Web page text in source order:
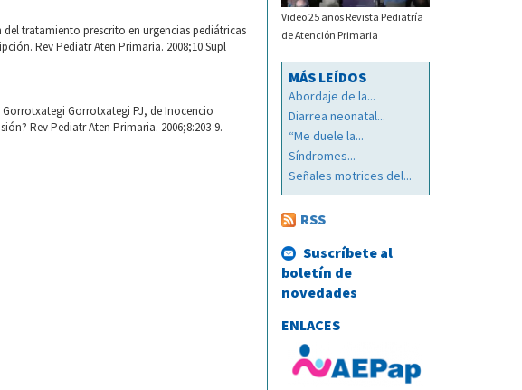
tratamiento prescrito en urgencias pediátricas
Rev Pediatr Aten Primaria. 2008;10 Supl
Gorrotxategi PJ, de Inocencio
Rev Pediatr Aten Primaria. 2006;8:203-9.
Video 25 años Revista Pediatría
de Atención Primaria
MÁS LEÍDOS
Abordaje de la...
Diarrea neonatal...
“Me duele la...
Síndromes...
Señales motrices del...
RSS
Suscríbete al
boletín de
novedades
ENLACES